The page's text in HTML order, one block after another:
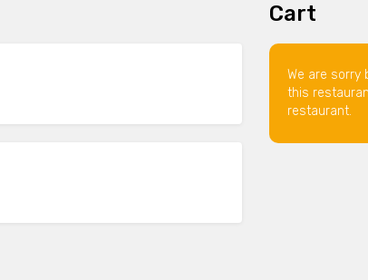
Cart
We are
this
restaurant.